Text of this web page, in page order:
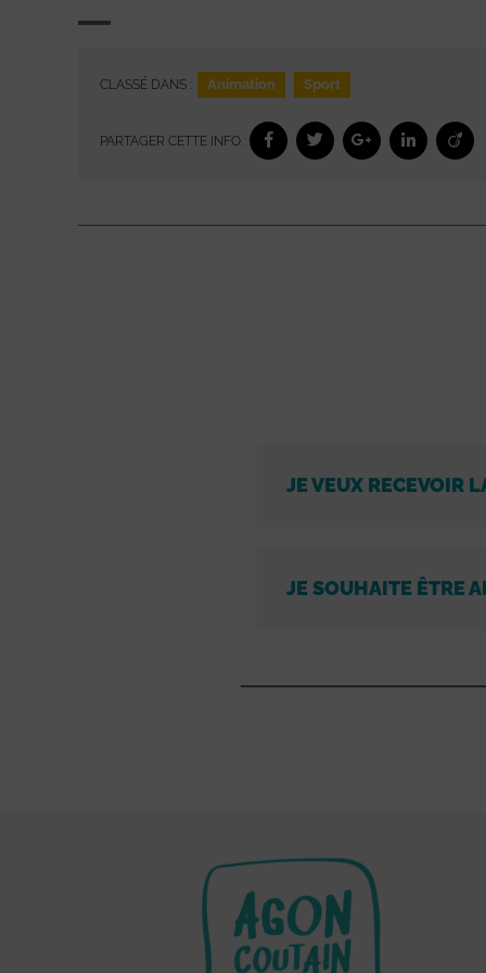
CLASSÉ DANS : Animation Sport
PARTAGER CETTE INFO :
JE VEUX RECEVOIR
JE SOUHAITE ÊTRE